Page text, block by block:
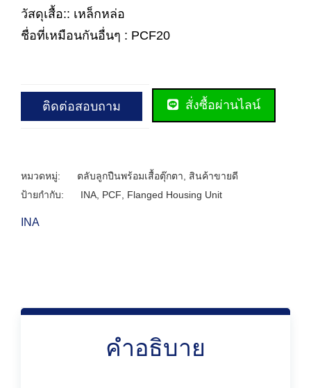
วัสดุเสื้อ:: เหล็กหล่อ
ชื่อที่เหมือนกันอื่นๆ : PCF20
ติดต่อสอบถาม สั่งซื้อผ่านไลน์
หมวดหมู่: ตลับลูกปืนพร้อมเสื้อตุ๊กตา
สินค้าขายดี
ป้ายกำกับ:
INA PCF Flanged Housing Unit
INA
คำอธิบาย